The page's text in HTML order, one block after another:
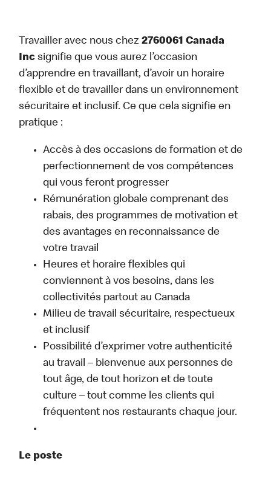
Travailler avec nous chez2760061 Canada
Incsignifie que vous aurez l’occasion
d’apprendre en travaillant, d’avoir un horaire
flexible et de travailler dans un environnement
sécuritaire et inclusif. Ce que cela signifie en
pratique :
Accès à des occasions de formation et de
perfectionnement de vos compétences
qui vous feront progresser
Rémunération globale comprenant des
rabais, des programmes de motivation et
des avantages en reconnaissance de
votre travail
Heures et horaire flexibles qui
conviennent à vos besoins, dans les
collectivités partout au Canada
Milieu de travail sécuritaire, respectueux
et inclusif
Possibilité d’exprimer votre authenticité
au travail – bienvenue aux personnes de
tout âge, de tout horizon et de toute
culture – tout comme les clients qui
fréquentent nos restaurants chaque jour.
Le poste